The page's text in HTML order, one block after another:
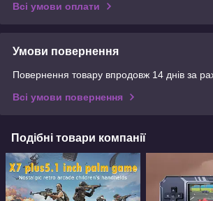
Всі умови оплати
Умови повернення
Повернення товару впродовж 14 днів за
Всі умови повернення
Подібні товари компанії